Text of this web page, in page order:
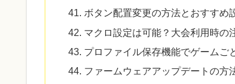
ボタン配置変更の方法とおすすめ
マクロ設定は可能？大会利用時の
プロファイル保存機能でゲームご
ファームウェアアップデートの方